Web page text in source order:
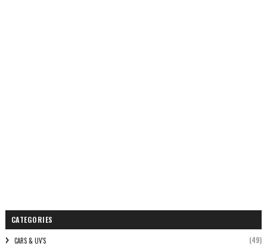
CATEGORIES
CARS & UV'S (49)